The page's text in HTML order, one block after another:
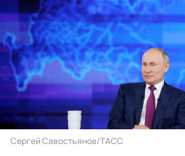
Сергей Савостьянов/ТАСС